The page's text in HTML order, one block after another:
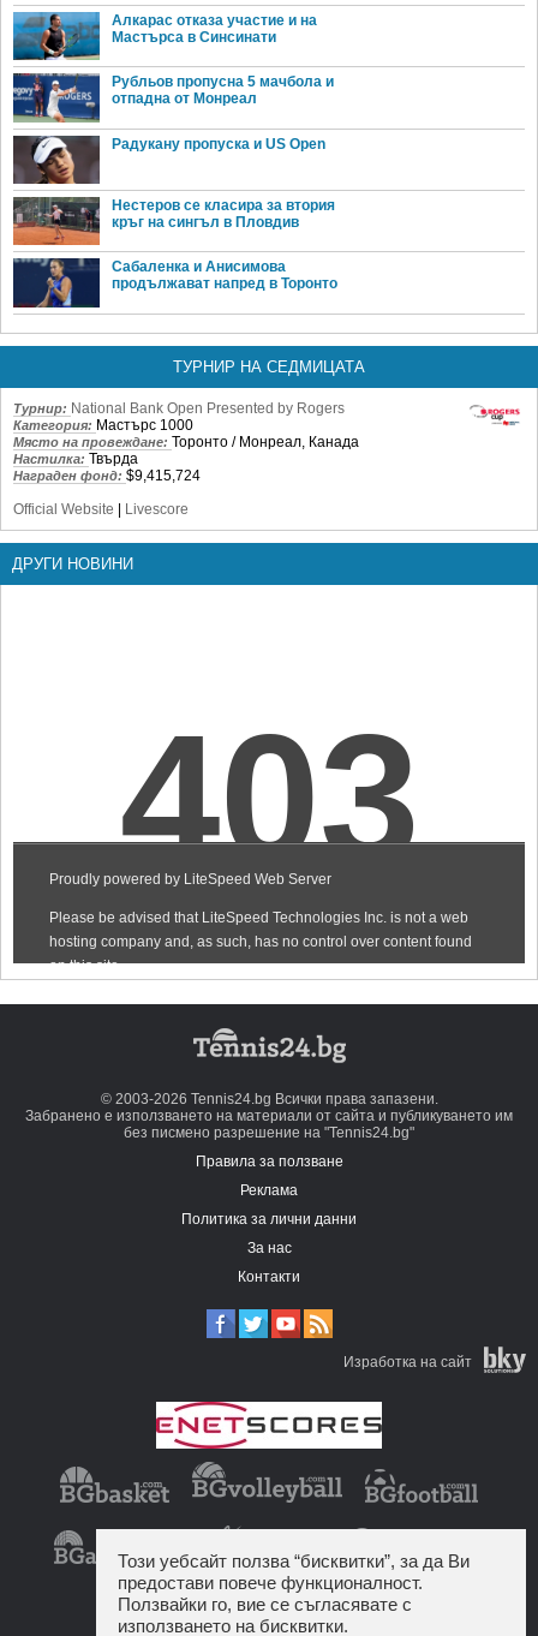
Алкарас отказа участие и на
Мастърса в Синсинати
Рубльов пропусна 5 мачбола и
отпадна от Монреал
Радукану пропуска и US Open
Нестеров се класира за втория
кръг на сингъл в Пловдив
Сабаленка и Анисимова
продължават напред в Торонто
ТУРНИР НА СЕДМИЦАТА
Турнир: National Bank Open Presented by Rogers
Категория: Мастърс 1000
Място на провеждане: Торонто / Монреал, Канада
Настилка: Твърда
Награден фонд: $9,415,724
Official Website | Livescore
ДРУГИ НОВИНИ
© 2003-2026 Tennis24.bg Всички права запазени.
Забранено е използването на материали от сайта и публикуването им
без писмено разрешение на "Tennis24.bg"
Правила за ползване
Реклама
Политика за лични данни
За нас
Контакти
Изработка на сайт
Този уебсайт ползва “бисквитки”, за да Ви
предостави повече функционалност.
Ползвайки го, вие се съгласявате с
използването на бисквитки.